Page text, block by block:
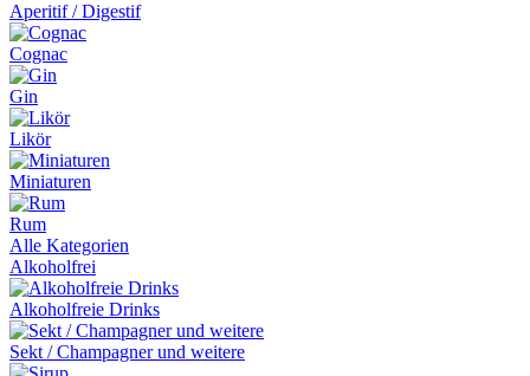
Aperitif / Digestif
Cognac
Gin
Likör
Miniaturen
Rum
Alle Kategorien
Alkoholfrei
Alkoholfreie Drinks
Sekt / Champagner und weitere